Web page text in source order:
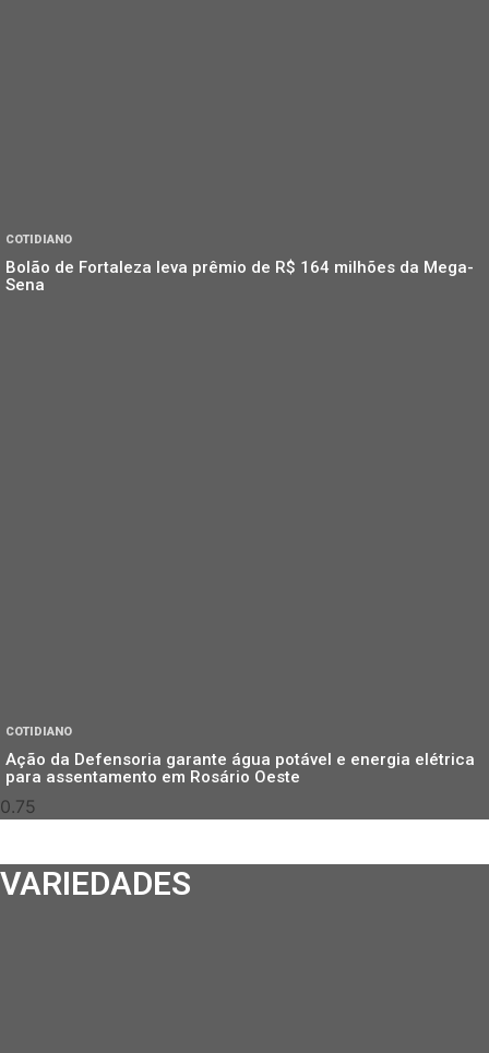
COTIDIANO
Bolão de Fortaleza leva prêmio de R$ 164 milhões da Mega-
Sena
COTIDIANO
Ação da Defensoria garante água potável e energia elétrica
para assentamento em Rosário Oeste
VARIEDADES